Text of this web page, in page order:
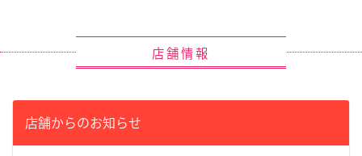
店舗情報
店舗からのお知らせ